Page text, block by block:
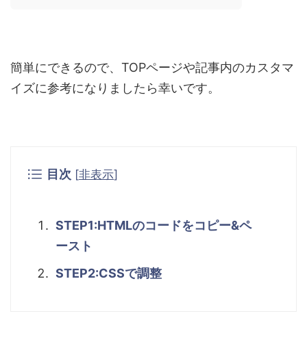
簡単にできるので、TOPページや記事内のカスタマ
イズに参考になりましたら幸いです。
目次 [非表示]
STEP1:HTMLのコードをコピー&ペ
ースト
STEP2:CSSで調整